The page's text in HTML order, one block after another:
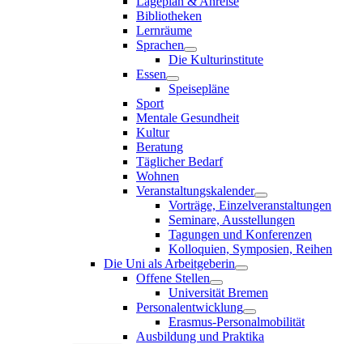
Bibliotheken
Lernräume
Sprachen
Die Kulturinstitute
Essen
Speisepläne
Sport
Mentale Gesundheit
Kultur
Beratung
Täglicher Bedarf
Wohnen
Veranstaltungskalender
Vorträge, Einzelveranstaltungen
Seminare, Ausstellungen
Tagungen und Konferenzen
Kolloquien, Symposien, Reihen
Die Uni als Arbeitgeberin
Offene Stellen
Universität Bremen
Personalentwicklung
Erasmus-Personalmobilität
Ausbildung und Praktika